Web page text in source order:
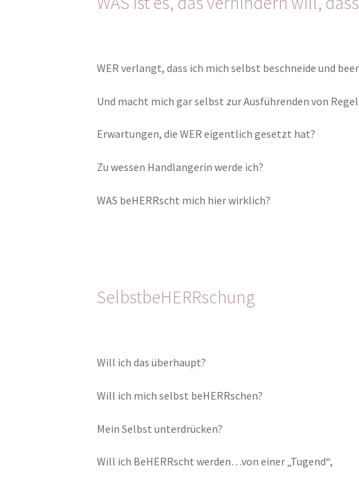
WER verlangt, dass ich mich selbst beschneide und
Und macht mich gar selbst zur Ausführenden von
Erwartungen, die WER eigentlich gesetzt hat?
Zu wessen Handlangerin werde ich?
WAS beHERRscht mich hier wirklich?
SelbstbeHERRschung
Will ich das überhaupt?
Will ich mich selbst beHERRschen?
Mein Selbst unterdrücken?
Will ich BeHERRscht werden…von einer „Tugend“,